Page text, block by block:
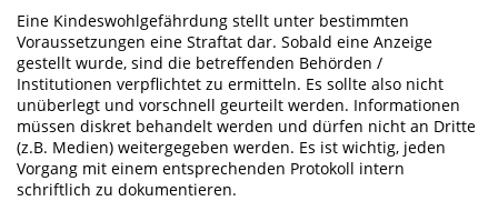
Eine Kindeswohlgefährdung stellt unter bestimmten
Voraussetzungen eine Straftat dar. Sobald eine Anzeige
gestellt wurde, sind die betreffenden Behörden /
Institutionen verpflichtet zu ermitteln. Es sollte also nicht
unüberlegt und vorschnell geurteilt werden. Informationen
müssen diskret behandelt werden und dürfen nicht an Dritte
(z.B. Medien) weitergegeben werden. Es ist wichtig, jeden
Vorgang mit einem entsprechenden Protokoll intern
schriftlich zu dokumentieren.